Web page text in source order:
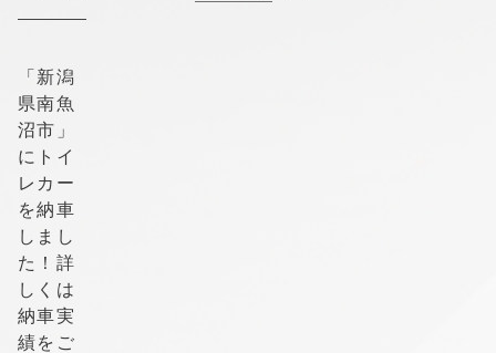
「新潟
県南魚
沼市」
にトイ
レカー
を納車
しまし
た！詳
しくは
納車実
績をご